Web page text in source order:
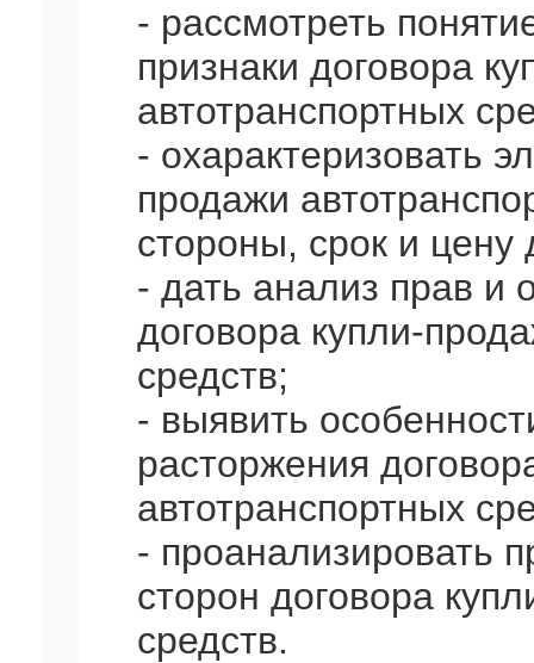
- рассмотреть
признаки договора
автотранспортных
- охарактеризовать
продажи
стороны, срок и цену
- дать анализ прав и
договора купли-
средств;
- выявить
расторжения
автотранспортных
- проанализировать
сторон договора
средств.